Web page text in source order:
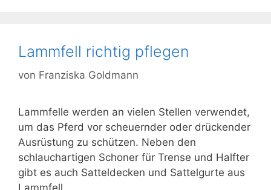
Lammfell richtig pflegen
von Franziska Goldmann
Lammfelle werden an vielen Stellen verwendet,
um das Pferd vor scheuernder oder drückender
Ausrüstung zu schützen. Neben den
schlauchartigen Schoner für Trense und Halfter
gibt es auch Satteldecken und Sattelgurte aus
Lammfell.